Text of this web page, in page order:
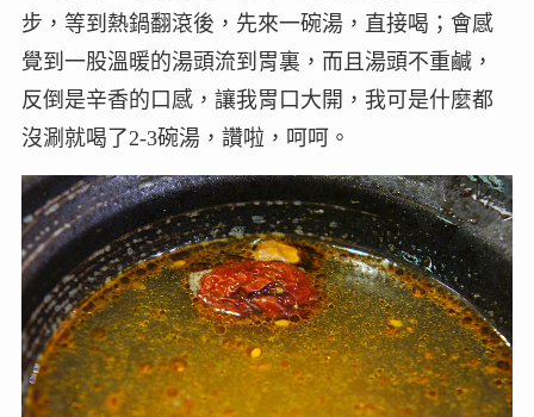
步，等到熱鍋翻滾後，先來一碗湯，直接喝；會感
覺到一股溫暖的湯頭流到胃裏，而且湯頭不重鹹，
反倒是辛香的口感，讓我胃口大開，我可是什麼都
沒涮就喝了2-3碗湯，讚啦，呵呵。